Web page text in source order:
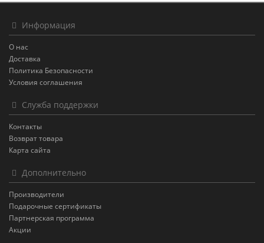
Информация
О нас
Доставка
Политика Безопасности
Условия соглашения
Служба поддержки
Контакты
Возврат товара
Карта сайта
Дополнительно
Производители
Подарочные сертификаты
Партнерская программа
Акции